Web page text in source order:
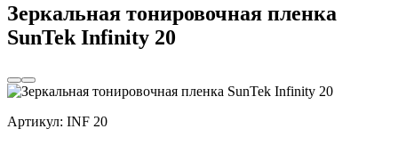
Зеркальная тонировочная пленка
SunTek Infinity 20
Артикул: INF 20